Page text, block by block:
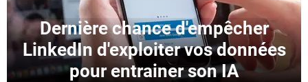
Dernière chance d'empêcher
LinkedIn d'exploiter vos données
pour entrainer son IA